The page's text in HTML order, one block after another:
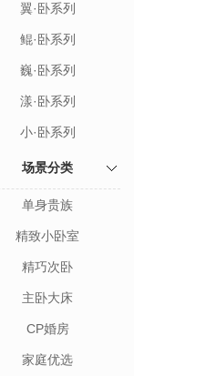
翼·卧系列
鲲·卧系列
巍·卧系列
漾·卧系列
小·卧系列
场景分类
单身贵族
精致小卧室
精巧次卧
主卧大床
CP婚房
家庭优选